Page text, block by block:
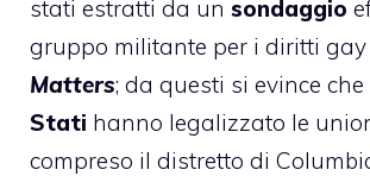
stati estratti da un sondaggio
gruppo militante per i diritti gay
Matters; da questi si evince che
Stati hanno legalizzato le
compreso il distretto di